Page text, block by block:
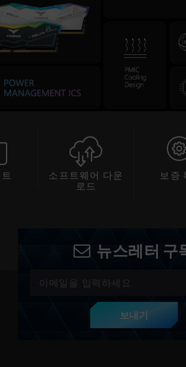
웨어 다운
보증 확인 온
뉴스레터 구
보내기